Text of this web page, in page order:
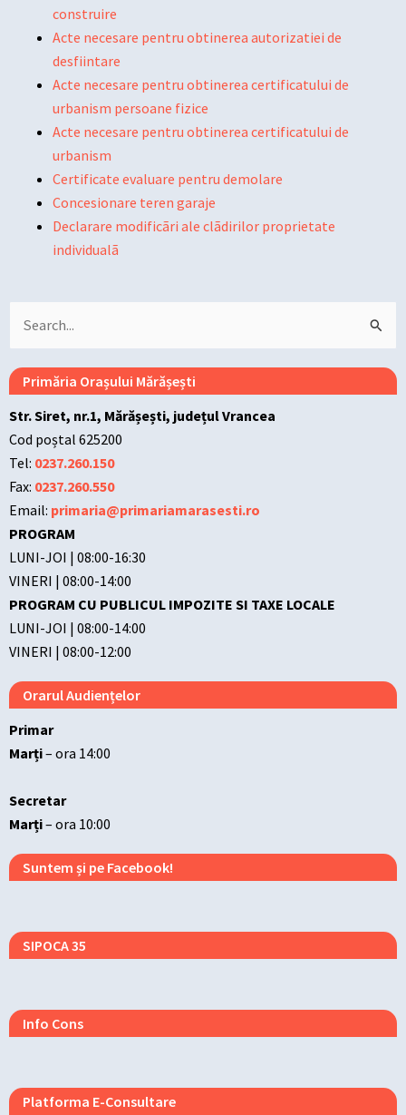
construire
Acte necesare pentru obtinerea autorizatiei de
desfiintare
Acte necesare pentru obtinerea certificatului de
urbanism persoane fizice
Acte necesare pentru obtinerea certificatului de
urbanism
Certificate evaluare pentru demolare
Concesionare teren garaje
Declarare modificãri ale clãdirilor proprietate
individualã
Search
for:
Primăria Orașului Mărășești
Str. Siret, nr.1, Mărășești, județul Vrancea
Cod poștal 625200
Tel: 0237.260.150
Fax: 0237.260.550
Email: primaria@primariamarasesti.ro
PROGRAM
LUNI-JOI | 08:00-16:30
VINERI | 08:00-14:00
PROGRAM CU PUBLICUL IMPOZITE SI TAXE LOCALE
LUNI-JOI | 08:00-14:00
VINERI | 08:00-12:00
Orarul Audiențelor
Primar
Marți– ora 14:00
Secretar
Marți– ora 10:00
Suntem și pe Facebook!
SIPOCA 35
Info Cons
Platforma E-Consultare